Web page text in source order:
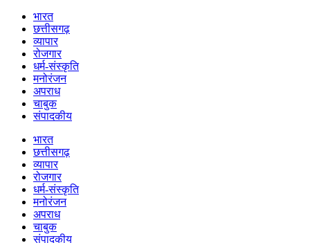
भारत
छत्तीसगढ़
व्यापार
रोजगार
धर्म-संस्कृति
मनोरंजन
अपराध
चाबुक
संपादकीय
भारत
छत्तीसगढ़
व्यापार
रोजगार
धर्म-संस्कृति
मनोरंजन
अपराध
चाबुक
संपादकीय